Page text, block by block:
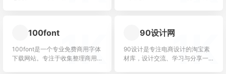
100font
100font是一个专业免费商用字体
下载网站。专注于收集整理商用
1K 90设计网
90设计是专注电商设计的淘宝素
材库，设计交流、学习与分享一
1K